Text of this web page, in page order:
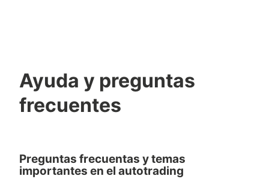
Ayuda y preguntas
frecuentes
Preguntas frecuentas y temas
importantes en el autotrading